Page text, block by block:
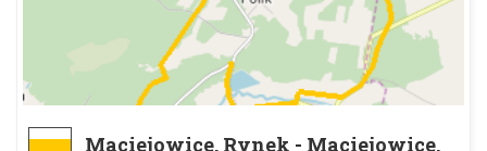
Maciejowice, Rynek - Maciejowice,